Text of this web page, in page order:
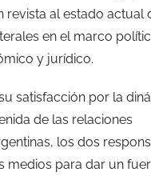
revista al estado actual
en el marco
y jurídico.
satisfacción por la
de las relaciones
los dos
medios para dar un